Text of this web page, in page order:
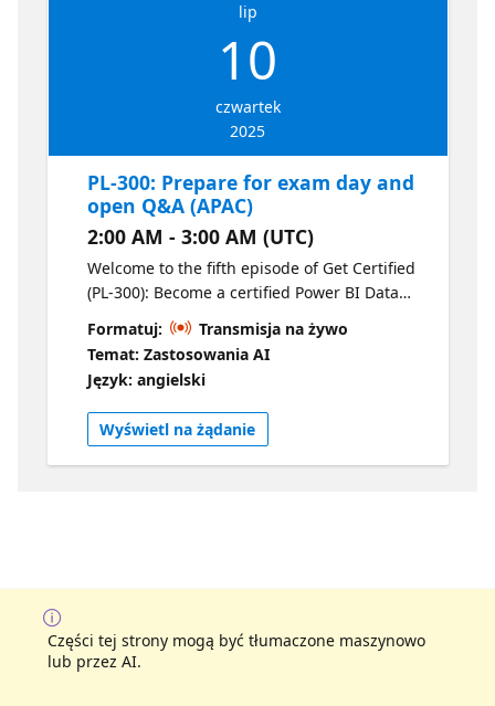
lip
10
czwartek
2025
PL-300: Prepare for exam day and
open Q&A (APAC)
2:00 AM - 3:00 AM (UTC)
Welcome to the fifth episode of Get Certified
(PL-300): Become a certified Power BI Data
Analyst. The focus of this episode is
preparing for exam day. This episode will
cover how to prepare for your exam, the
format and scoring of the exam and tips and
tricks for exam day. There will also be open
Q&A with experts who have passed the
exam.
Formatuj:
Transmisja na żywo
Temat: Zastosowania AI
Język: angielski
Wyświetl na żądanie
Części tej strony mogą być tłumaczone maszynowo
lub przez AI.